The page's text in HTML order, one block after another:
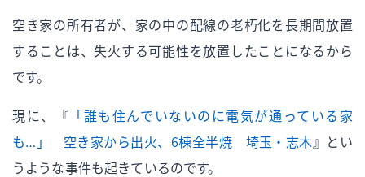
空き家の所有者が、家の中の配線の老朽化を長期間放置
することは、失火する可能性を放置したことになるから
です。
現に、『 「誰も住んでいないのに電気が通っている家
も…」 空き家から出火、６棟全半焼 埼玉・志木 』とい
うような事件も起きているのです。